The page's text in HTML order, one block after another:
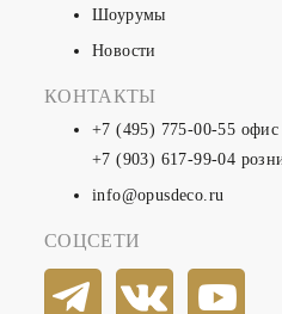
Шоурумы
Новости
КОНТАКТЫ
+7 (495) 775-00-55 офис
+7 (903) 617-99-04
info@opusdeco.ru
СОЦСЕТИ